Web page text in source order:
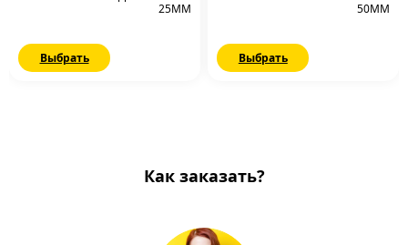
25ММ
Выбрать
50ММ
Выбрать
Как заказать?